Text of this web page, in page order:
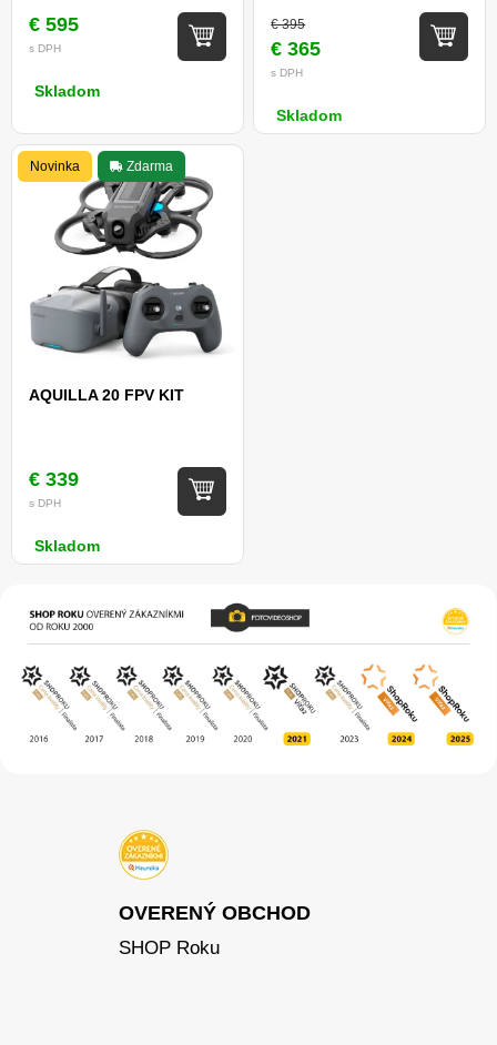
€ 595
s DPH
Skladom
€ 395
€ 365
s DPH
Skladom
Novinka Zdarma
AQUILLA 20 FPV KIT
€ 339
s DPH
Skladom
OVERENÝ OBCHOD
SHOP Roku